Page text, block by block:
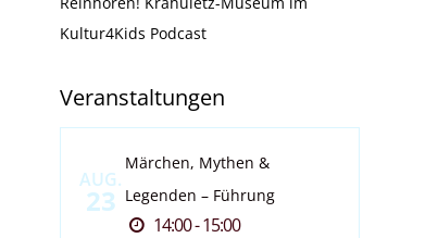
Kultur4Kids Podcast
Veranstaltungen
AUG.
23
Märchen, Mythen &
Legenden – Führung
14:00 - 15:00